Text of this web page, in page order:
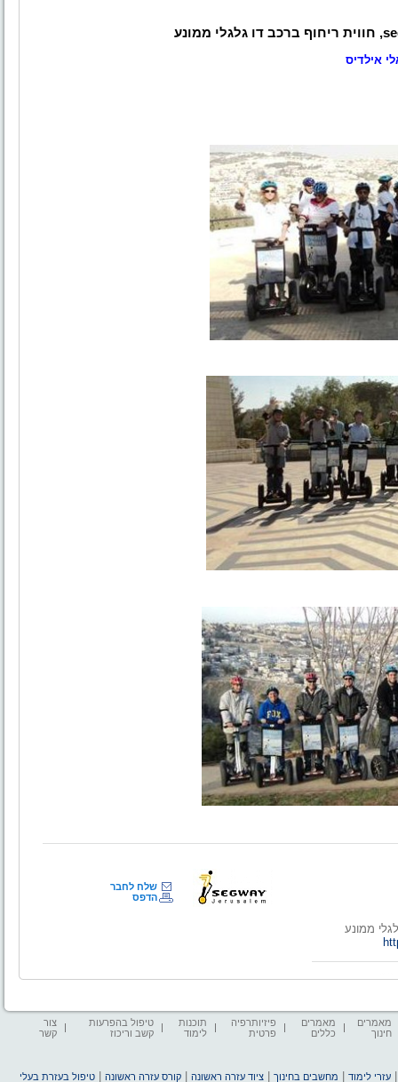
, חווית ריחוף ברכב דו גלגלי ממונע
שלח לחבר
הדפס
מאמרים
חינוך
מאמרים
כללים
פיזיותרפיה
פרטית
תוכנות
לימוד
טיפול בהפרעות
קשב וריכוז
צור
קשר
עזרי לימוד מחשבים בחינוך |ציוד עזרה ראשונה |קורס עזרה ראשונה |טיפול בעזרת בעלי